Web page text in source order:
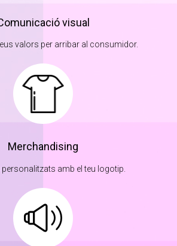
visual
valors per arribar al consumidor.
Merchandising
amb el teu logotip.